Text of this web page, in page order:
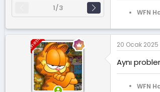
1/3 WFN
Yönetici 20 Ocak 2025
Aynı
WFN